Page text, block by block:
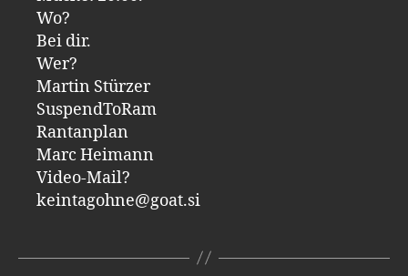
Wo?
Bei dir.
Wer?
Martin Stürzer
SuspendToRam
Rantanplan
Marc Heimann
Video-Mail?
keintagohne@goat.si